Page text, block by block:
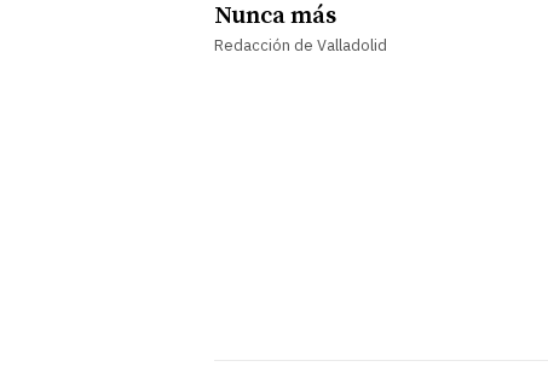
Nunca más
Redacción de Valladolid